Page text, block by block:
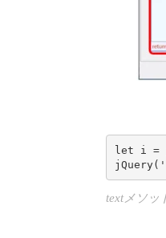
let i =
textメソッ